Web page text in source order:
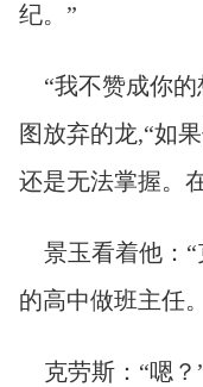
纪。”
“我不赞成你
图放弃的龙,“如
还是无法掌握。
景玉看着他：
的高中做班主任
克劳斯：“嗯？